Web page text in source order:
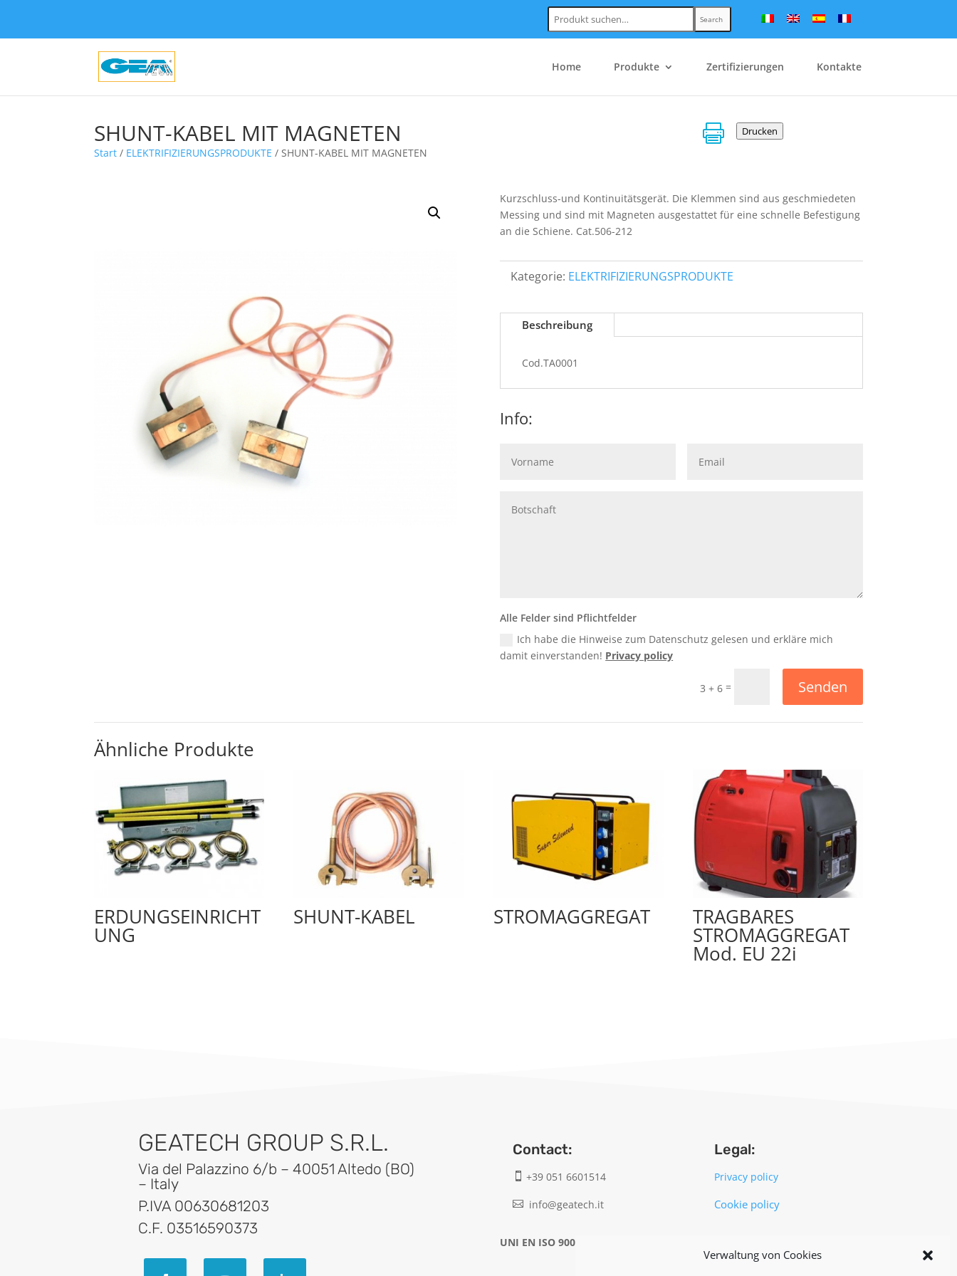
Verwaltung von Cookies
Suchen
nach: Search
Home Produkte Zertifizierungen Kontakte
SHUNT-KABEL MIT MAGNETEN
Start / ELEKTRIFIZIERUNGSPRODUKTE / SHUNT-KABEL MIT MAGNETEN
 Drucken
Kurzschluss-und Kontinuitätsgerät. Die Klemmen sind aus geschmiedeten
Messing und sind mit Magneten ausgestattet für eine schnelle Befestigung
an die Schiene. Cat.506-212
Kategorie: ELEKTRIFIZIERUNGSPRODUKTE
Beschreibung
Cod.TA0001
Info:
Alle Felder sind Pflichtfelder
Ich habe die Hinweise zum Datenschutz gelesen und erkläre mich
damit einverstanden! Privacy policy
3 + 6= Senden
Ähnliche Produkte
ERDUNGSEINRICHT
UNG
SHUNT-KABEL STROMAGGREGAT TRAGBARES
STROMAGGREGAT
Mod. EU 22i
GEATECH GROUP S.R.L.
Via del Palazzino 6/b – 40051 Altedo (BO)
– Italy
P.IVA 00630681203
C.F. 03516590373
Contact:
 +39 051 6601514
 info@geatech.it
UNI EN ISO 9001: 2015
Legal:
Privacy policy
Cookie policy